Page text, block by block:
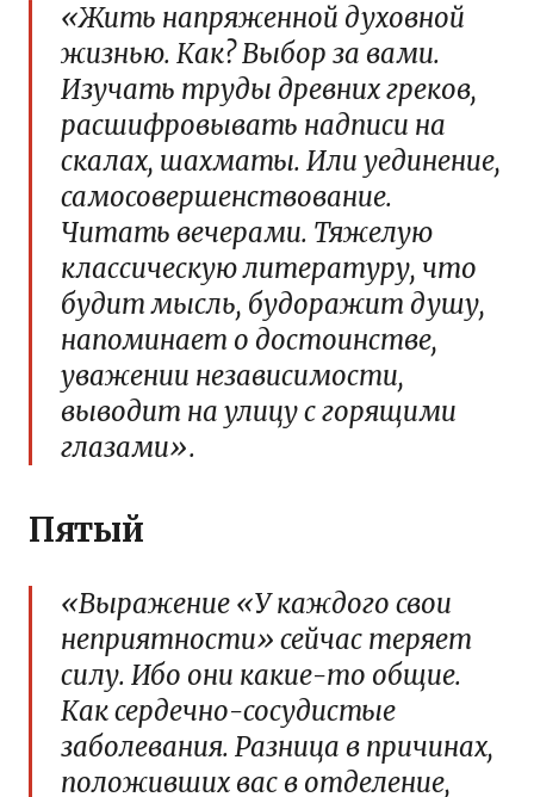
«Жить напряженной духовной
жизнью. Как? Выбор за вами.
Изучать труды древних греков,
расшифровывать надписи на
скалах, шахматы. Или уединение,
самосовершенствование.
Читать вечерами. Тяжелую
классическую литературу, что
будит мысль, будоражит душу,
напоминает о достоинстве,
уважении независимости,
выводит на улицу с горящими
глазами».
Пятый
«Выражение «У каждого свои
неприятности» сейчас теряет
силу. Ибо они какие-то общие.
Как сердечно-сосудистые
заболевания. Разница в причинах,
положивших вас в отделение,